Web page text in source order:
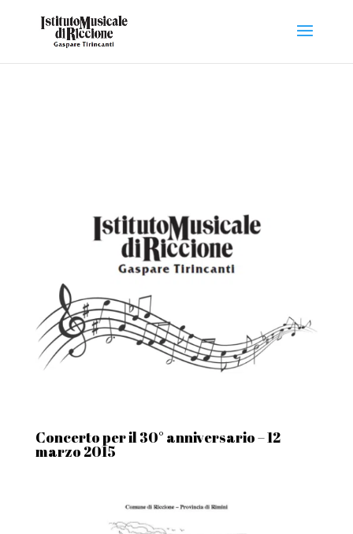
Concerto per il 30° anniversario – 12
marzo 2015